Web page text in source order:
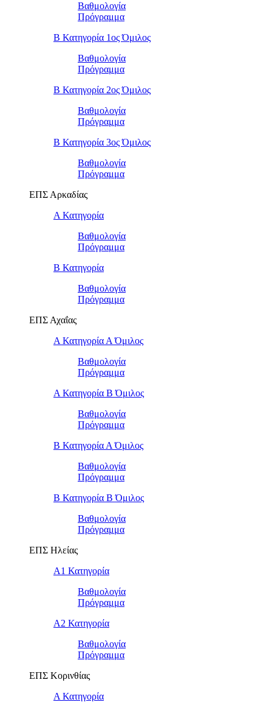
Βαθμολογία
Πρόγραμμα
Β Κατηγορία 1ος Όμιλος
Βαθμολογία
Πρόγραμμα
Β Κατηγορία 2ος Όμιλος
Βαθμολογία
Πρόγραμμα
Β Κατηγορία 3ος Όμιλος
Βαθμολογία
Πρόγραμμα
ΕΠΣ Αρκαδίας
Α Κατηγορία
Βαθμολογία
Πρόγραμμα
Β Κατηγορία
Βαθμολογία
Πρόγραμμα
ΕΠΣ Αχαΐας
Α Κατηγορία Α Όμιλος
Βαθμολογία
Πρόγραμμα
Α Κατηγορία Β Όμιλος
Βαθμολογία
Πρόγραμμα
Β Κατηγορία Α Όμιλος
Βαθμολογία
Πρόγραμμα
Β Κατηγορία Β Όμιλος
Βαθμολογία
Πρόγραμμα
ΕΠΣ Ηλείας
Α1 Κατηγορία
Βαθμολογία
Πρόγραμμα
Α2 Κατηγορία
Βαθμολογία
Πρόγραμμα
ΕΠΣ Κορινθίας
Α Κατηγορία